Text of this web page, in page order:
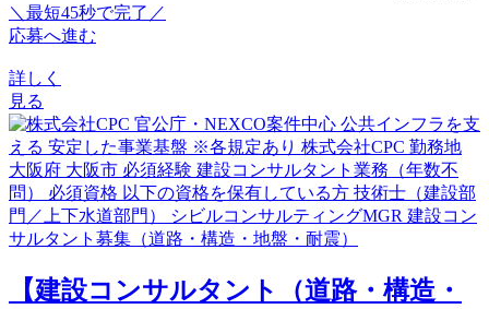
＼最短45秒で完了／
応募へ進む
詳しく
見る
【建設コンサルタント（道路・構造・